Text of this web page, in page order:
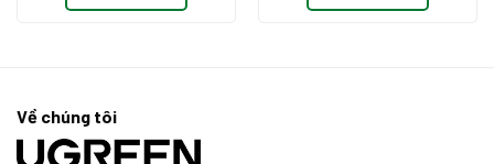
800.000₫.
1.450.000₫.
Về chúng tôi